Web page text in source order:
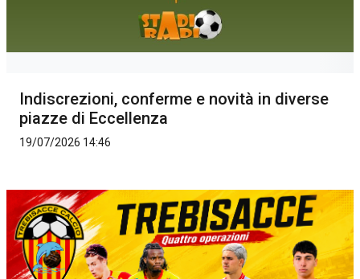
Indiscrezioni, conferme e novità in diverse
piazze di Eccellenza
19/07/2026 14:46